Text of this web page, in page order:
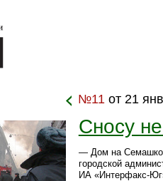
№11от 21
Сносу
— Дом на
городской
ИА «Интерфакс-